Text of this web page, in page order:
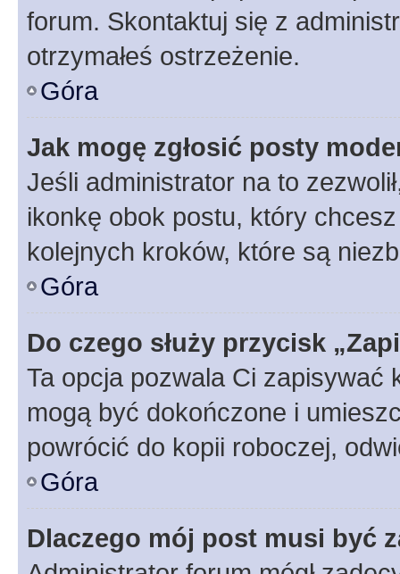
forum. Skontaktuj się z
otrzymałeś ostrzeżenie.
Góra
Jak mogę zgłosić posty
Jeśli administrator na to
ikonkę obok postu, który
kolejnych kroków, które są
Góra
Do czego służy przycisk
Ta opcja pozwala Ci zapisywać
mogą być dokończone i
powrócić do kopii roboczej,
Góra
Dlaczego mój post musi być